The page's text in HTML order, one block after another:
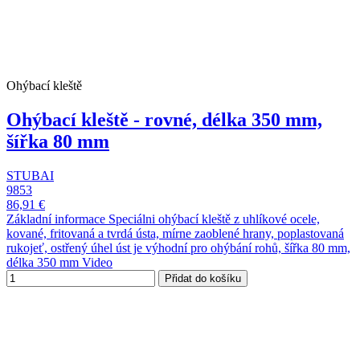
Ohýbací kleště
Ohýbací kleště - rovné, délka 350 mm,
šířka 80 mm
STUBAI
9853
86,91 €
Základní informace Speciálni ohýbací kleště z uhlíkové ocele,
kované, fritovaná a tvrdá ústa, mírne zaoblené hrany, poplastovaná
rukojeť, ostřený úhel úst je výhodní pro ohýbání rohů, šířka 80 mm,
délka 350 mm Video
Přidat do košíku